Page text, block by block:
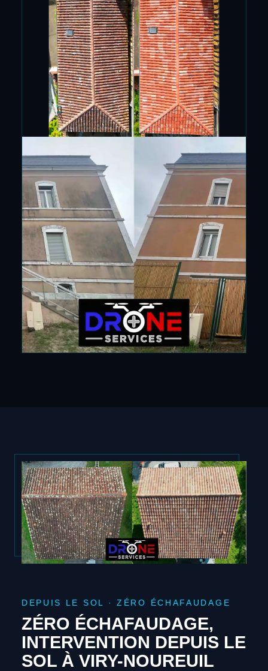
DEPUIS LE SOL · ZÉRO ÉCHAFAUDAGE
ZÉRO ÉCHAFAUDAGE,
INTERVENTION DEPUIS LE
SOL À VIRY-NOUREUIL